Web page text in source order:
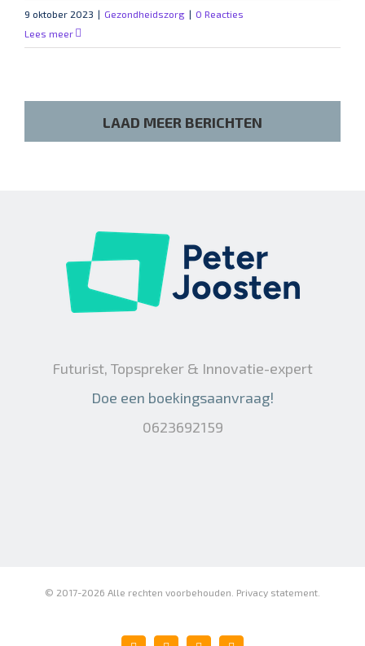
9 oktober 2023 | Gezondheidszorg | 0 Reacties
Lees meer
LAAD MEER BERICHTEN
Futurist, Topspreker & Innovatie-expert
Doe een boekingsaanvraag!
0623692159
© 2017-2026 Alle rechten voorbehouden. Privacy statement